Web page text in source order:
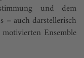
und dem
– auch darstellerisch
Ensemble